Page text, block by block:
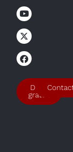
Devis
gratuit